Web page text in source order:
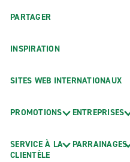
PARTAGER
INSPIRATION
SITES WEB INTERNATIONAUX
PROMOTIONS
SERVICE À LA
CLIENTÈLE
ENTREPRISES
PARRAINAGES